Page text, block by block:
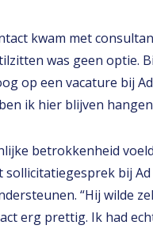
kwam met
was geen optie.
op een vacature bij
ik hier blijven
betrokkenheid
bij
“Hij wilde
erg prettig. Ik had